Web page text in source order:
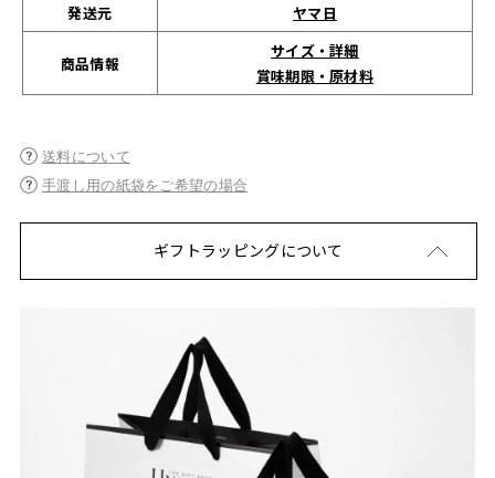
発送元
ヤマ日
商品情報
サイズ・詳細
賞味期限・原材料
送料について
手渡し用の紙袋をご希望の場合
ギフトラッピングについて